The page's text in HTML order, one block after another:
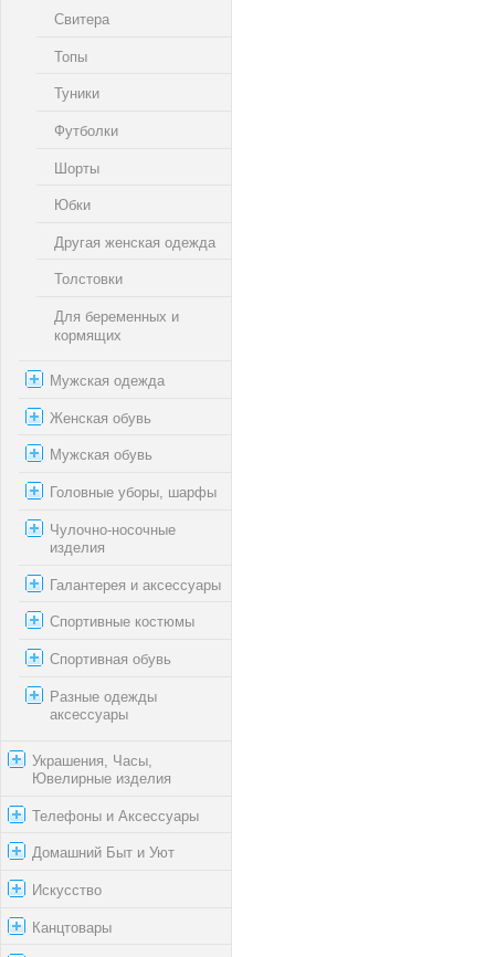
Свитера
Топы
Туники
Футболки
Шорты
Юбки
Другая женская одежда
Толстовки
Для беременных и
кормящих
Мужская одежда
Женская обувь
Мужская обувь
Головные уборы, шарфы
Чулочно-носочные
изделия
Галантерея и аксессуары
Спортивные костюмы
Спортивная обувь
Разные одежды
аксессуары
Украшения, Часы,
Ювелирные изделия
Телефоны и Аксессуары
Домашний Быт и Уют
Искусство
Канцтовары